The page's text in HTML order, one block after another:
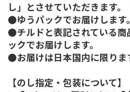
し」とさせていただきます。
●ゆうパックでお届けします。
●チルドと表記されている商
ックでお届けします。
●お届けは日本国内に限りま
【のし指定・包装について】